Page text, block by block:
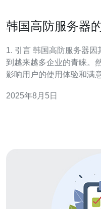
韩国高防服务器
1. 引言 韩国高防服务器因其优越的防护能力和稳定性，受
到越来越多企业的青睐。
影响用户的使用体验和满
后服务质量评价标准 在评价韩国高防服务器的售后服务质
2025年8月5日